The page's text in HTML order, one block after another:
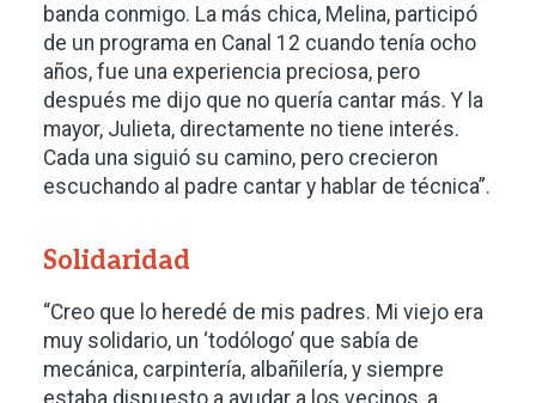
banda conmigo. La más chica, Melina, participó
de un programa en Canal 12 cuando tenía ocho
años, fue una experiencia preciosa, pero
después me dijo que no quería cantar más. Y la
mayor, Julieta, directamente no tiene interés.
Cada una siguió su camino, pero crecieron
escuchando al padre cantar y hablar de técnica”.
Solidaridad
“Creo que lo heredé de mis padres. Mi viejo era
muy solidario, un ‘todólogo’ que sabía de
mecánica, carpintería, albañilería, y siempre